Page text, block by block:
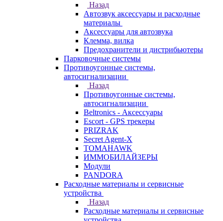
Назад
Автозвук аксессуары и расходные
материалы
Аксессуары для автозвука
Клемма, вилка
Предохранители и дистрибьютеры
Парковочные системы
Противоугонные системы,
автосигнализации
Назад
Противоугонные системы,
автосигнализации
Beltronics - Аксессуары
Escort - GPS трекеры
PRIZRAK
Secret Agent-X
TOMAHAWK
ИММОБИЛАЙЗЕРЫ
Модули
PANDORA
Расходные материалы и сервисные
устройства
Назад
Расходные материалы и сервисные